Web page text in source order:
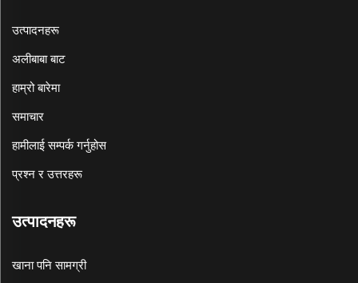
उत्पादनहरू
अलीबाबा बाट
हाम्रो बारेमा
समाचार
हामीलाई सम्पर्क गर्नुहोस
प्रश्न र उत्तरहरू
उत्पादनहरू
खाना पनि सामग्री